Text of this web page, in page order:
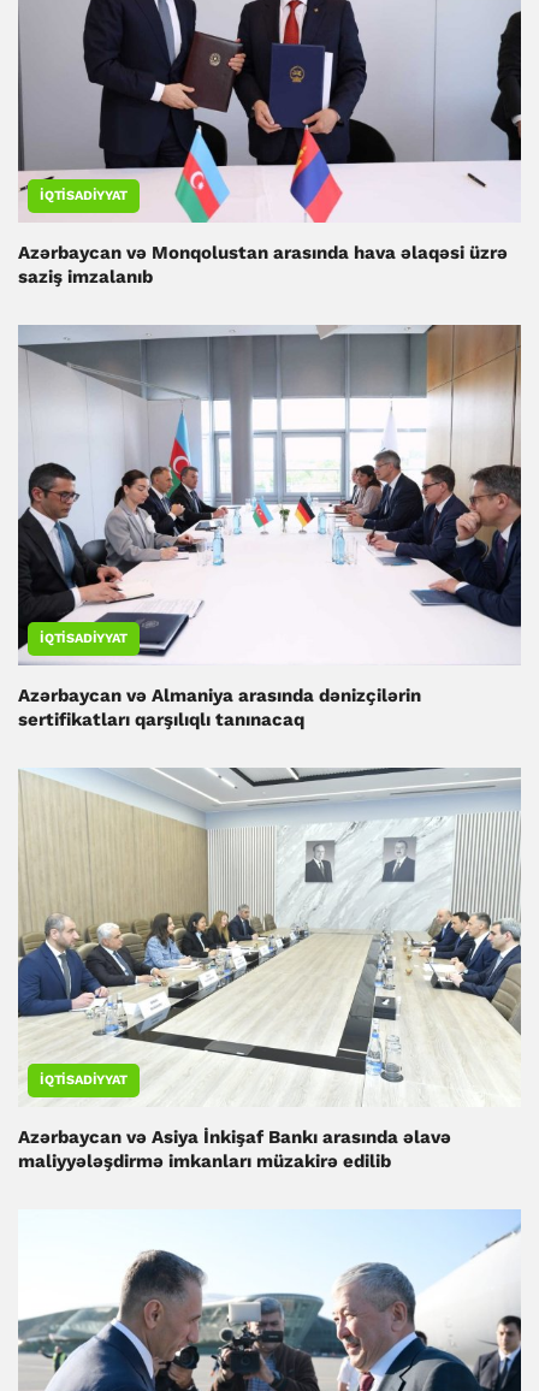
İQTISADIYYAT
Azərbaycan və Monqolustan arasında hava əlaqəsi üzrə
saziş imzalanıb
İQTISADIYYAT
Azərbaycan və Almaniya arasında dənizçilərin
sertifikatları qarşılıqlı tanınacaq
İQTISADIYYAT
Azərbaycan və Asiya İnkişaf Bankı arasında əlavə
maliyyələşdirmə imkanları müzakirə edilib